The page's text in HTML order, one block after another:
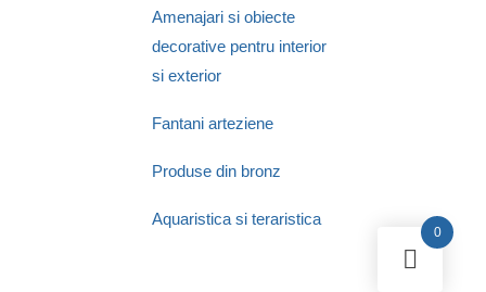
Amenajari si obiecte
decorative pentru interior
si exterior
Fantani arteziene
Produse din bronz
Aquaristica si teraristica
0